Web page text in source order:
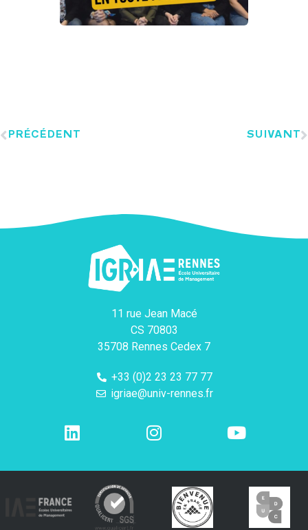
PRÉCÉDENT SUIVANT
11 rue Jean Macé
CS 70803
35708 Rennes Cedex 7
+33 (0)2 23 23 77 77
igriae@univ-rennes.fr